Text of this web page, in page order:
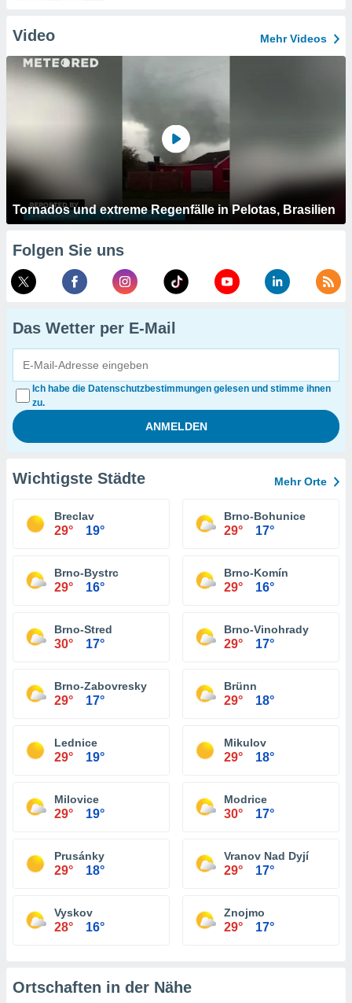
Video Mehr Videos
Tornados und extreme Regenfälle in Pelotas, Brasilien
Folgen Sie uns
Das Wetter per E-Mail
Ich habe die Datenschutzbestimmungen gelesen und stimme ihnen
zu.
Wichtigste Städte Mehr Orte
Breclav
29° 19°
Brno-Bohunice
29° 17°
Brno-Bystrc
29° 16°
Brno-Komín
29° 16°
Brno-Stred
30° 17°
Brno-Vinohrady
29° 17°
Brno-Zabovresky
29° 17°
Brünn
29° 18°
Lednice
29° 19°
Mikulov
29° 18°
Milovice
29° 19°
Modrice
30° 17°
Prusánky
29° 18°
Vranov Nad Dyjí
29° 17°
Vyskov
28° 16°
Znojmo
29° 17°
Ortschaften in der Nähe